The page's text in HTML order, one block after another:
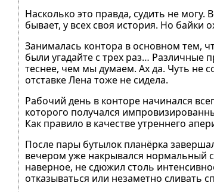
Насколько это правда, судить не
бывает, у всех своя история. Но байки
Занималась контора в основном тем,
были угадайте с трех раз… Различные
теснее, чем мы думаем. Ах да. Чуть не
отставке Лена тоже не сидела.
Рабочий день в конторе начинался
которого получался
Как правило в качестве утреннего
После пары бутылок планёрка
вечером уже накрывался нормальный
наверное, не сдюжил столь
отказываться или незаметно сливать